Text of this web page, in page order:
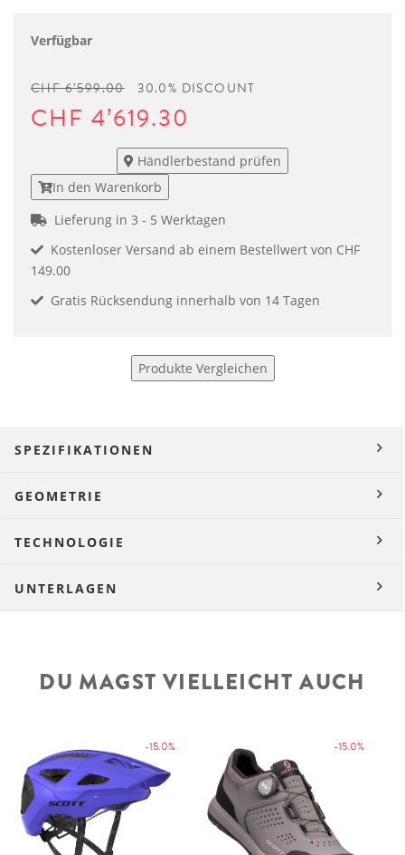
Verfügbar
CHF 6’599.00 30.0% DISCOUNT
CHF 4’619.30
Händlerbestand prüfen
In den Warenkorb
Lieferung in 3 - 5 Werktagen
Kostenloser Versand ab einem Bestellwert von CHF
149.00
Gratis Rücksendung innerhalb von 14 Tagen
Produkte Vergleichen
SPEZIFIKATIONEN
GEOMETRIE
TECHNOLOGIE
UNTERLAGEN
DU MAGST VIELLEICHT AUCH
-15.0% -15.0%